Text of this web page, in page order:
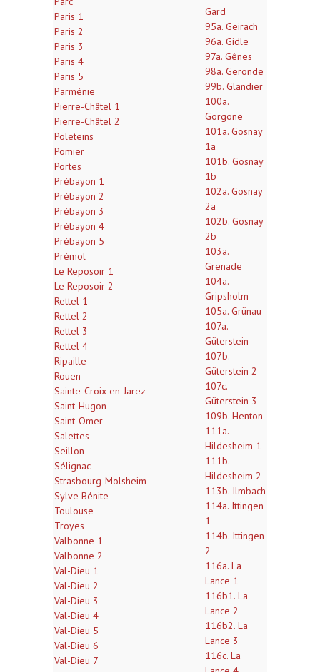
Paris 1
Paris 2
Paris 3
Paris 4
Paris 5
Parménie
Pierre-Châtel 1
Pierre-Châtel 2
Poleteins
Pomier
Portes
Prébayon 1
Prébayon 2
Prébayon 3
Prébayon 4
Prébayon 5
Prémol
Le Reposoir 1
Le Reposoir 2
Rettel 1
Rettel 2
Rettel 3
Rettel 4
Ripaille
Rouen
Sainte-Croix-en-Jarez
Saint-Hugon
Saint-Omer
Salettes
Seillon
Sélignac
Strasbourg-Molsheim
Sylve Bénite
Toulouse
Troyes
Valbonne 1
Valbonne 2
Val-Dieu 1
Val-Dieu 2
Val-Dieu 3
Val-Dieu 4
Val-Dieu 5
Val-Dieu 6
Val-Dieu 7
Gard
95a. Geirach
96a. Gidle
97a. Gênes
98a. Geronde
99b. Glandier
100a.
Gorgone
101a. Gosnay
1a
101b. Gosnay
1b
102a. Gosnay
2a
102b. Gosnay
2b
103a.
Grenade
104a.
Gripsholm
105a. Grünau
107a.
Güterstein
107b.
Güterstein 2
107c.
Güterstein 3
109b. Henton
111a.
Hildesheim 1
111b.
Hildesheim 2
113b. Ilmbach
114a. Ittingen
1
114b. Ittingen
2
116a. La
Lance 1
116b1. La
Lance 2
116b2. La
Lance 3
116c. La